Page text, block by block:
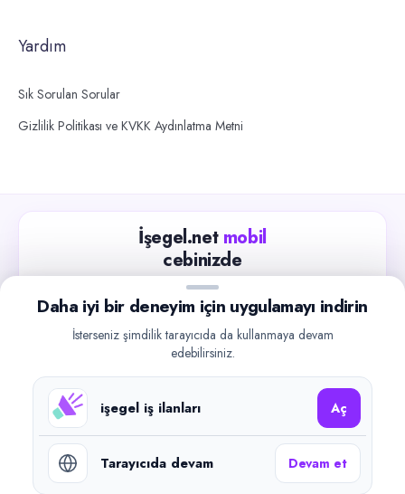
Yardım
Sık Sorulan Sorular
Gizlilik Politikası ve KVKK Aydınlatma Metni
İşegel.net mobil
cebinizde
Güncel iş ilanlarını takip edin, işverenlerle hızlıca
iletişime geçin.
Google Play
©2026işegel.net. Tüm hakları saklıdır.
Daha iyi bir deneyim için uygulamayı indirin
İsterseniz şimdilik tarayıcıda da kullanmaya devam
edebilirsiniz.
işegel iş ilanları Aç
Tarayıcıda devam Devam et